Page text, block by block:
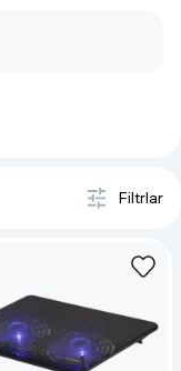
Filtrlar